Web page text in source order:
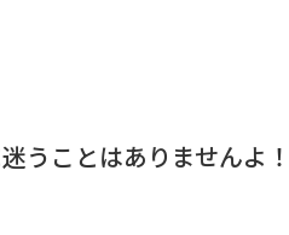
うことはありませんよ！